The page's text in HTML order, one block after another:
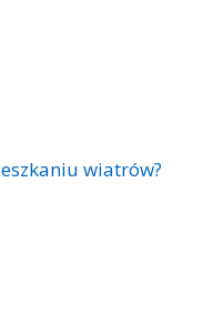
wiatrów?